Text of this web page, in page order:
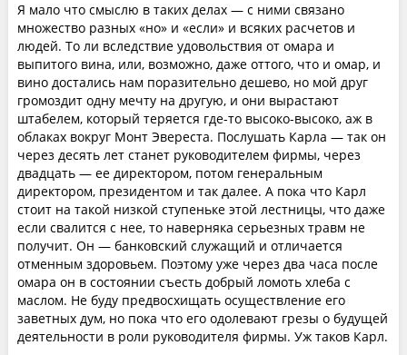
Я мало что смыслю в таких делах — с ними связано
множество разных «но» и «если» и всяких расчетов и
людей. То ли вследствие удовольствия от омара и
выпитого вина, или, возможно, даже оттого, что и омар, и
вино достались нам поразительно дешево, но мой друг
громоздит одну мечту на другую, и они вырастают
штабелем, который теряется где-то высоко-высоко, аж в
облаках вокруг Монт Эвереста. Послушать Карла — так он
через десять лет станет руководителем фирмы, через
двадцать — ее директором, потом генеральным
директором, президентом и так далее. А пока что Карл
стоит на такой низкой ступеньке этой лестницы, что даже
если свалится с нее, то наверняка серьезных травм не
получит. Он — банковский служащий и отличается
отменным здоровьем. Поэтому уже через два часа после
омара он в состоянии съесть добрый ломоть хлеба с
маслом. Не буду предвосхищать осуществление его
заветных дум, но пока что его одолевают грезы о будущей
деятельности в роли руководителя фирмы. Уж таков Карл.